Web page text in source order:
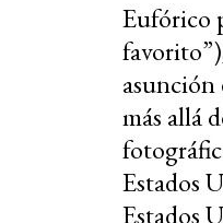
Eufórico
asunción
más allá
Estados
Estados